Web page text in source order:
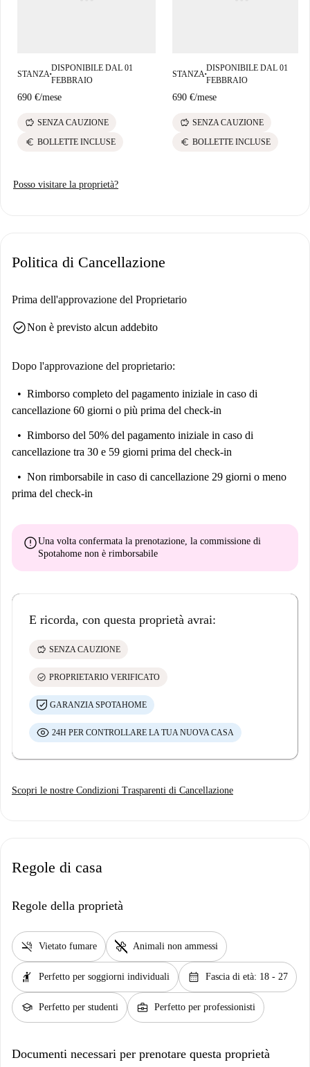
STANZA ■
DISPONIBILE DAL 01
FEBBRAIO
690 €/mese
savings SENZA CAUZIONE
euro BOLLETTE INCLUSE
STANZA ■
DISPONIBILE DAL 01
FEBBRAIO
690 €/mese
savings SENZA CAUZIONE
euro BOLLETTE INCLUSE
Posso visitare la proprietà?
Politica di Cancellazione
Prima dell'approvazione del Proprietario
check_circleNon è previsto alcun addebito
Dopo l'approvazione del proprietario:
Rimborso completo del pagamento iniziale in caso di
cancellazione 60 giorni o più prima del check-in
Rimborso del 50% del pagamento iniziale in caso di
cancellazione tra 30 e 59 giorni prima del check-in
Non rimborsabile in caso di cancellazione 29 giorni o meno
prima del check-in
errorUna volta confermata la prenotazione, la commissione di
Spotahome non è rimborsabile
E ricorda, con questa proprietà avrai:
savings SENZA CAUZIONE
check_circle PROPRIETARIO VERIFICATO
GARANZIA SPOTAHOME
24H PER CONTROLLARE LA TUA NUOVA CASA
Scopri le nostre Condizioni Trasparenti di Cancellazione
Regole di casa
Regole della proprietà
smoke_free Vietato fumare pet_supplies Animali non ammessi
hail Perfetto per soggiorni individuali calendar_month Fascia di età: 18 - 27
school Perfetto per studenti business_center Perfetto per professionisti
Documenti necessari per prenotare questa proprietà